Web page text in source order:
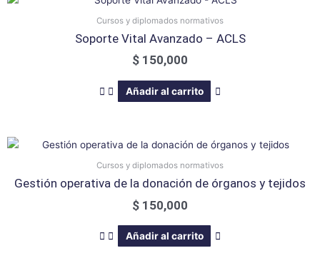
Cursos y diplomados normativos
Soporte Vital Avanzado – ACLS
$ 150,000
Añadir al carrito
Cursos y diplomados normativos
Gestión operativa de la donación de órganos y tejidos
$ 150,000
Añadir al carrito